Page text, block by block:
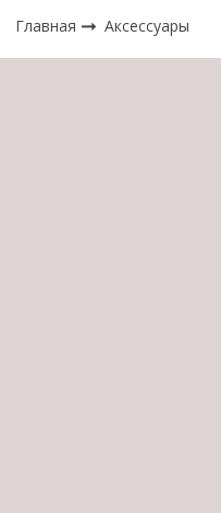
Главная Аксессуары